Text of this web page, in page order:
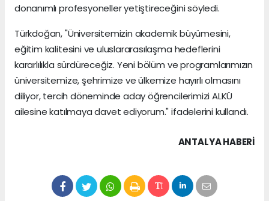
donanımlı profesyoneller yetiştireceğini söyledi.
Türkdoğan, "Üniversitemizin akademik büyümesini,
eğitim kalitesini ve uluslararasılaşma hedeflerini
kararlılıkla sürdüreceğiz. Yeni bölüm ve programlarımızın
üniversitemize, şehrimize ve ülkemize hayırlı olmasını
diliyor, tercih döneminde aday öğrencilerimizi ALKÜ
ailesine katılmaya davet ediyorum." ifadelerini kullandı.
ANTALYA HABERİ